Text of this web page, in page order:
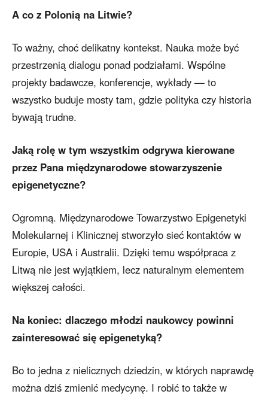
A co z Polonią na Litwie?
To ważny, choć delikatny kontekst. Nauka może być
przestrzenią dialogu ponad podziałami. Wspólne
projekty badawcze, konferencje, wykłady — to
wszystko buduje mosty tam, gdzie polityka czy historia
bywają trudne.
Jaką rolę w tym wszystkim odgrywa kierowane
przez Pana międzynarodowe stowarzyszenie
epigenetyczne?
Ogromną. Międzynarodowe Towarzystwo Epigenetyki
Molekularnej i Klinicznej stworzyło sieć kontaktów w
Europie, USA i Australii. Dzięki temu współpraca z
Litwą nie jest wyjątkiem, lecz naturalnym elementem
większej całości.
Na koniec: dlaczego młodzi naukowcy powinni
zainteresować się epigenetyką?
Bo to jedna z nielicznych dziedzin, w których naprawdę
można dziś zmienić medycynę. I robić to także w